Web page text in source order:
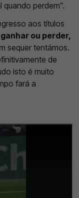
perdem”.
aos títulos
ou perder,
sequer tentámos.
de
isto é muito
fará a